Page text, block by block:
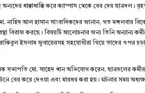
ধাক্কাধাক্কি করে ক্যাম্পাস থেকে বের দেয়
আল হাসান সাংবাদিকদের জানান, গত মঙ্গলবার
বিরাজ করছে। বিষয়টি আলোচনার জন্য তিনি অন্যান্য
ইসলাম জুবায়েরসহ সহযোগীরা গিয়ে তাদের ওপর
সভাপতি মো. সাহেদ খান অভিযোগ করেন, ছাত্রদলের
টেনে বের করে দেওয়া এবং মারধর করা হয়। ঘটনার সময়